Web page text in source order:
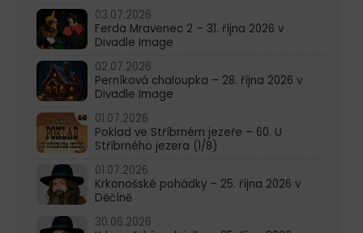
03.07.2026
Ferda Mravenec 2 – 31. října 2026 v
Divadle Image
02.07.2026
Perníková chaloupka – 28. října 2026 v
Divadle Image
01.07.2026
Poklad ve Stříbrném jezeře – 60. U
Stříbrného jezera (1/8)
01.07.2026
Krkonošské pohádky – 25. října 2026 v
Děčíně
30.06.2026